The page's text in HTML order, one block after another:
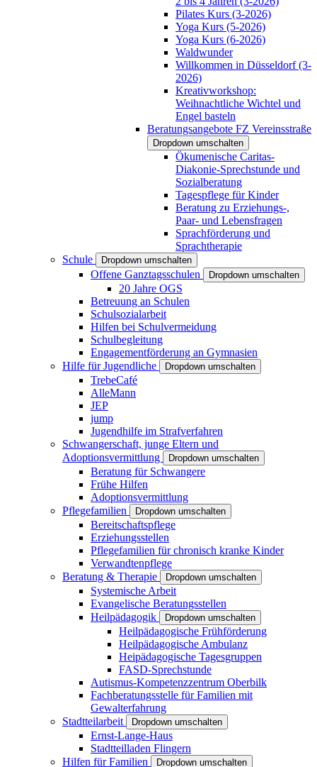
Pilates Kurs (3-2026)
Yoga Kurs (5-2026)
Yoga Kurs (6-2026)
Waldwunder
Willkommen in Düsseldorf (3-
2026)
Kreativworkshop:
Weihnachtliche Wichtel und
Engel basteln
Beratungsangebote FZ Vereinsstraße
Dropdown umschalten
Ökumenische Caritas-
Diakonie-Sprechstunde und
Sozialberatung
Tagespflege für Kinder
Beratung zu Erziehungs-,
Paar- und Lebensfragen
Sprachförderung und
Sprachtherapie
Schule
Dropdown umschalten
Offene Ganztagsschulen Dropdown umschalten
20 Jahre OGS
Betreuung an Schulen
Schulsozialarbeit
Hilfen bei Schulvermeidung
Schulbegleitung
Engagementförderung an Gymnasien
Hilfe für Jugendliche
Dropdown umschalten
TrebeCafé
AlleMann
JEP
jump
Jugendhilfe im Strafverfahren
Schwangerschaft, junge Eltern und
Adoptionsvermittlung
Dropdown umschalten
Beratung für Schwangere
Frühe Hilfen
Adoptionsvermittlung
Pflegefamilien
Dropdown umschalten
Bereitschaftspflege
Erziehungsstellen
Pflegefamilien für chronisch kranke Kinder
Verwandtenpflege
Beratung & Therapie
Dropdown umschalten
Systemische Arbeit
Evangelische Beratungsstellen
Heilpädagogik
Dropdown umschalten
Heilpädagogische Frühförderung
Heilpädagogische Ambulanz
Heipädagogische Tagesgruppen
FASD-Sprechstunde
Autismus-Kompetenzzentrum Oberbilk
Fachberatungsstelle für Familien mit
Gewalterfahrung
Stadtteilarbeit
Dropdown umschalten
Ernst-Lange-Haus
Stadtteilladen Flingern
Hilfen für Familien
Dropdown umschalten